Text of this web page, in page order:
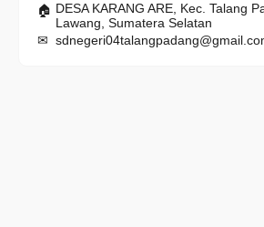
DESA KARANG ARE, Kec. Talang
Lawang, Sumatera Selatan